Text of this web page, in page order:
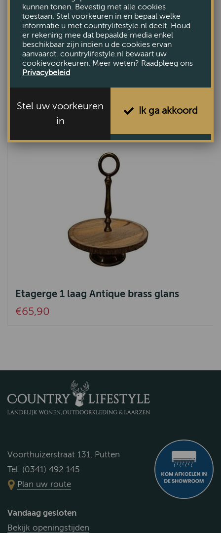
Etagerge 1 laag Antique brass glans
€65,90
Voorthuizerstraat 131, Putten
Tel. (0341) 492 145
Plan uw route
Vandaag gesloten
Bekijk openingstijden
kunnen tonen. Bevestig met alle cookies
toestaan. Stel voorkeuren in en bepaal welke
informatie u met countrylifestyle.nl deelt. Houd
er rekening mee dat bepaalde media enkel
beschikbaar zijn indien u de cookies ervan
aanvaardt. countrylifestyle.nl bewaart uw
cookievoorkeuren. Meer weten? Raadpleeg ons
Privacybeleid
Stel uw voorkeuren
in
Ik ga akkoord